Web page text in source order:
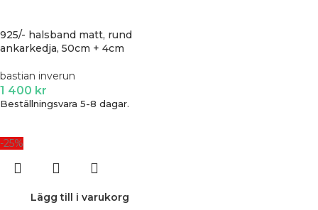
925/- halsband matt, rund
ankarkedja, 50cm + 4cm
bastian inverun
1 400 kr
Beställningsvara 5-8 dagar.
-25%
Lägg till i varukorg